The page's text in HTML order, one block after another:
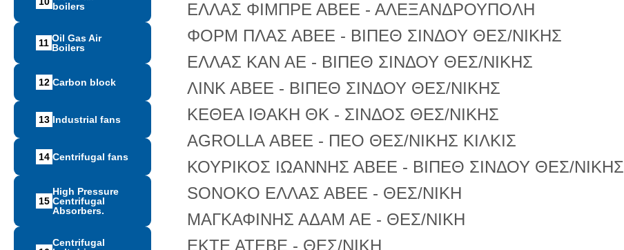
boilers
11 Oil Gas Air
Boilers
12 Carbon block
13 Ιndustrial fans
14 Centrifugal fans
15
High Pressure
Centrifugal
Absorbers.
Centrifugal
ΕΛΛΑΣ ΦΙΜΠΡΕ ΑΒΕΕ - ΑΛΕΞΑΝΔΡΟΥΠΟΛΗ
ΦΟΡΜ ΠΛΑΣ ΑΒΕΕ - ΒΙΠΕΘ ΣΙΝΔΟΥ ΘΕΣ/ΝΙΚΗΣ
ΕΛΛΑΣ ΚΑΝ ΑΕ - ΒΙΠΕΘ ΣΙΝΔΟΥ ΘΕΣ/ΝΙΚΗΣ
ΛΙΝΚ ΑΒΕΕ - ΒΙΠΕΘ ΣΙΝΔΟΥ ΘΕΣ/ΝΙΚΗΣ
ΚΕΘΕΑ ΙΘΑΚΗ ΘΚ - ΣΙΝΔΟΣ ΘΕΣ/ΝΙΚΗΣ
AGROLLA ΑΒΕΕ - ΠΕΟ ΘΕΣ/ΝΙΚΗΣ ΚΙΛΚΙΣ
ΚΟΥΡΙΚΟΣ ΙΩΑΝΝΗΣ ΑΒΕΕ - ΒΙΠΕΘ ΣΙΝΔΟΥ ΘΕΣ/ΝΙΚΗΣ
SONOKO ΕΛΛΑΣ ΑΒΕΕ - ΘΕΣ/ΝΙΚΗ
ΜΑΓΚΑΦΙΝΗΣ ΑΔΑΜ ΑΕ - ΘΕΣ/ΝΙΚΗ
ΕΚΤΕ ΑΤΕΒΕ - ΘΕΣ/ΝΙΚΗ